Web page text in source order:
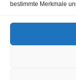
bestimmte Merkmale
Career
Legal Notice